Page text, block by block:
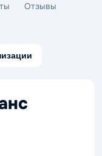
Отзывы